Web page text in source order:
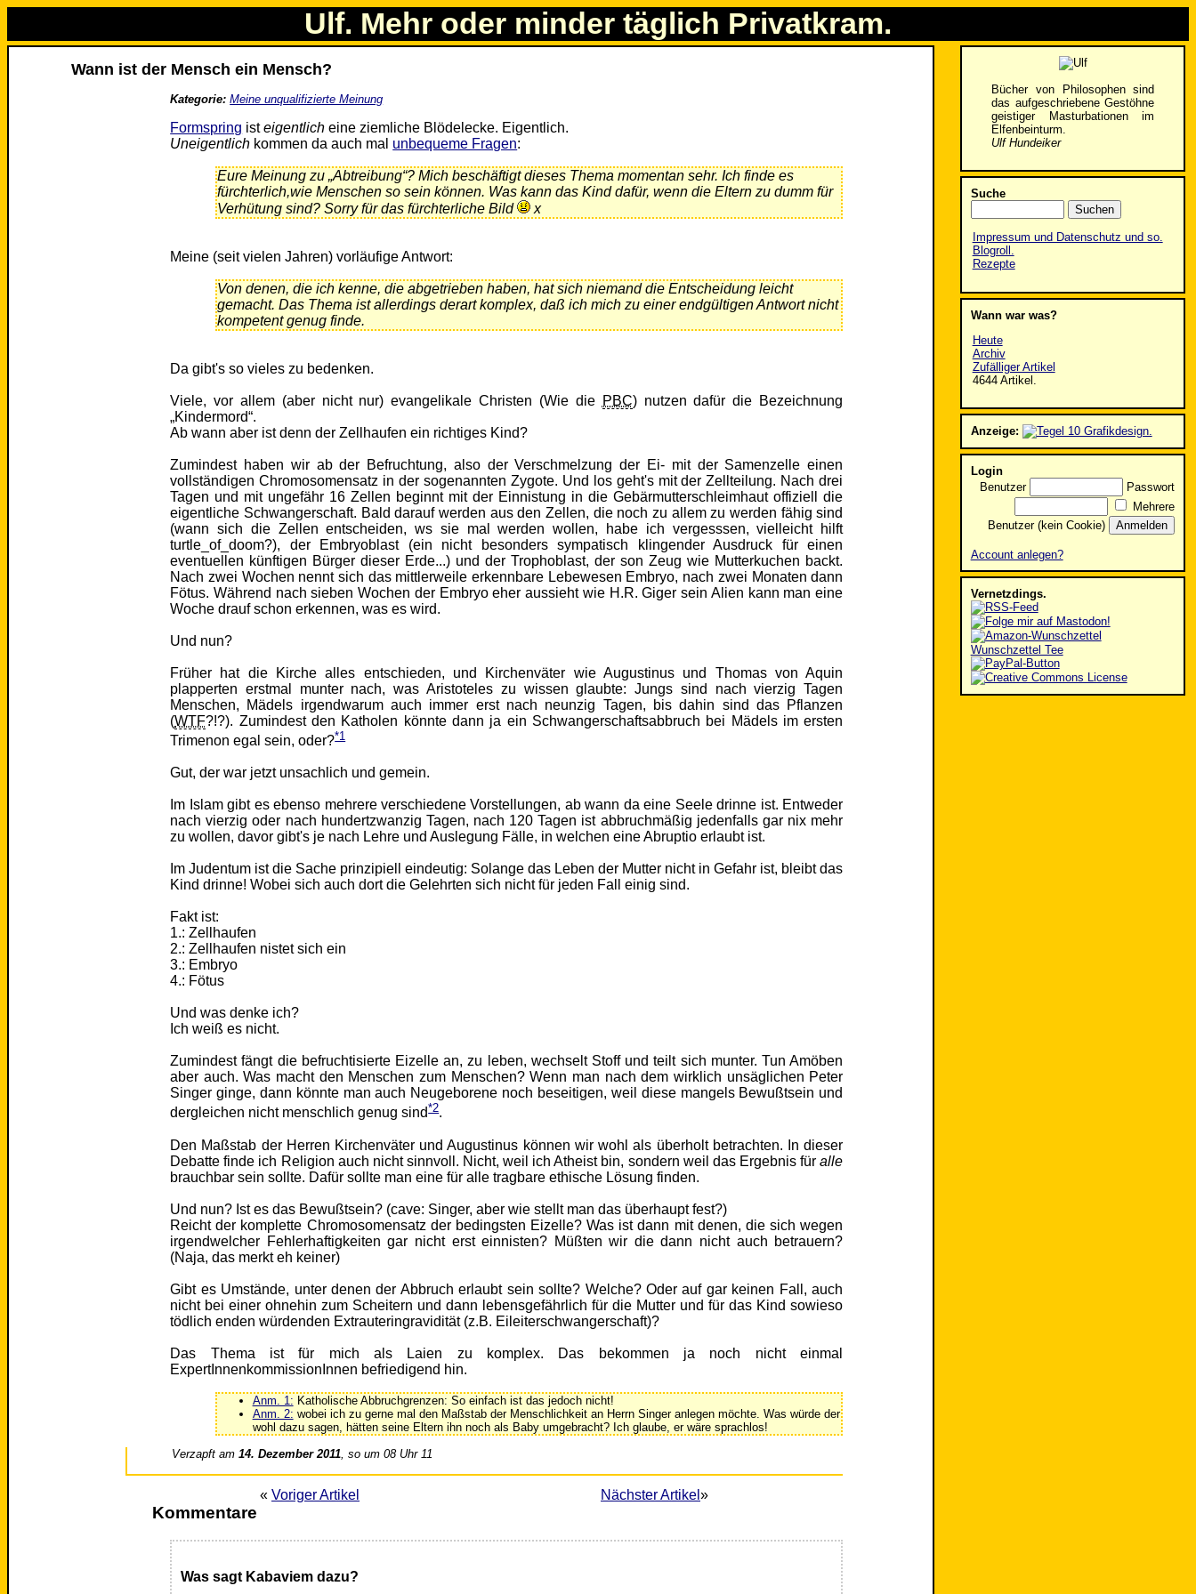
Ulf. Mehr oder minder täglich Privatkram.
Wann ist der Mensch ein Mensch?
Kategorie: Meine unqualifizierte Meinung
Formspring isteigentlich eine ziemliche Blödelecke. Eigentlich.
Uneigentlich kommen da auch mal unbequeme Fragen:
Eure Meinung zu „Abtreibung“? Mich beschäftigt dieses Thema momentan sehr. Ich finde es
fürchterlich,wie Menschen so sein können. Was kann das Kind dafür, wenn die Eltern zu dumm für
Verhütung sind? Sorry für das fürchterliche Bild
x
Meine (seit vielen Jahren) vorläufige Antwort:
Von denen, die ich kenne, die abgetrieben haben, hat sich niemand die Entscheidung leicht
gemacht. Das Thema ist allerdings derart komplex, daß ich mich zu einer endgültigen Antwort nicht
kompetent genug finde.
Da gibt's so vieles zu bedenken.
Viele, vor allem (aber nicht nur) evangelikale Christen (Wie die PBC) nutzen dafür die Bezeichnung
„Kindermord“.
Ab wann aber ist denn der Zellhaufen ein richtiges Kind?
Zumindest haben wir ab der Befruchtung, also der Verschmelzung der Ei- mit der Samenzelle einen
vollständigen Chromosomensatz in der sogenannten Zygote. Und los geht's mit der Zellteilung. Nach drei
Tagen und mit ungefähr 16 Zellen beginnt mit der Einnistung in die Gebärmutterschleimhaut offiziell die
eigentliche Schwangerschaft. Bald darauf werden aus den Zellen, die noch zu allem zu werden fähig sind
(wann sich die Zellen entscheiden, ws sie mal werden wollen, habe ich vergesssen, vielleicht hilft
turtle_of_doom?), der Embryoblast (ein nicht besonders sympatisch klingender Ausdruck für einen
eventuellen künftigen Bürger dieser Erde...) und der Trophoblast, der son Zeug wie Mutterkuchen backt.
Nach zwei Wochen nennt sich das mittlerweile erkennbare Lebewesen Embryo, nach zwei Monaten dann
Fötus. Während nach sieben Wochen der Embryo eher aussieht wie H.R. Giger sein Alien kann man eine
Woche drauf schon erkennen, was es wird.
Und nun?
Früher hat die Kirche alles entschieden, und Kirchenväter wie Augustinus und Thomas von Aquin
plapperten erstmal munter nach, was Aristoteles zu wissen glaubte: Jungs sind nach vierzig Tagen
Menschen, Mädels irgendwarum auch immer erst nach neunzig Tagen, bis dahin sind das Pflanzen
(WTF?!?). Zumindest den Katholen könnte dann ja ein Schwangerschaftsabbruch bei Mädels im ersten
Trimenon egal sein, oder?*1
Gut, der war jetzt unsachlich und gemein.
Im Islam gibt es ebenso mehrere verschiedene Vorstellungen, ab wann da eine Seele drinne ist. Entweder
nach vierzig oder nach hundertzwanzig Tagen, nach 120 Tagen ist abbruchmäßig jedenfalls gar nix mehr
zu wollen, davor gibt's je nach Lehre und Auslegung Fälle, in welchen eine Abruptio erlaubt ist.
Im Judentum ist die Sache prinzipiell eindeutig: Solange das Leben der Mutter nicht in Gefahr ist, bleibt das
Kind drinne! Wobei sich auch dort die Gelehrten sich nicht für jeden Fall einig sind.
Fakt ist:
1.: Zellhaufen
2.: Zellhaufen nistet sich ein
3.: Embryo
4.: Fötus
Und was denke ich?
Ich weiß es nicht.
Zumindest fängt die befruchtisierte Eizelle an, zu leben, wechselt Stoff und teilt sich munter. Tun Amöben
aber auch. Was macht den Menschen zum Menschen? Wenn man nach dem wirklich unsäglichen Peter
Singer ginge, dann könnte man auch Neugeborene noch beseitigen, weil diese mangels Bewußtsein und
dergleichen nicht menschlich genug sind*2.
Den Maßstab der Herren Kirchenväter und Augustinus können wir wohl als überholt betrachten. In dieser
Debatte finde ich Religion auch nicht sinnvoll. Nicht, weil ich Atheist bin, sondern weil das Ergebnis füralle
brauchbar sein sollte. Dafür sollte man eine für alle tragbare ethische Lösung finden.
Und nun? Ist es das Bewußtsein? (cave: Singer, aber wie stellt man das überhaupt fest?)
Reicht der komplette Chromosomensatz der bedingsten Eizelle? Was ist dann mit denen, die sich wegen
irgendwelcher Fehlerhaftigkeiten gar nicht erst einnisten? Müßten wir die dann nicht auch betrauern?
(Naja, das merkt eh keiner)
Gibt es Umstände, unter denen der Abbruch erlaubt sein sollte? Welche? Oder auf gar keinen Fall, auch
nicht bei einer ohnehin zum Scheitern und dann lebensgefährlich für die Mutter und für das Kind sowieso
tödlich enden würdenden Extrauteringravidität (z.B. Eileiterschwangerschaft)?
Das Thema ist für mich als Laien zu komplex. Das bekommen ja noch nicht einmal
ExpertInnenkommissionInnen befriedigend hin.
Anm. 1: Katholische Abbruchgrenzen: So einfach ist das jedoch nicht!
Anm. 2: wobei ich zu gerne mal den Maßstab der Menschlichkeit an Herrn Singer anlegen möchte. Was würde der
wohl dazu sagen, hätten seine Eltern ihn noch als Baby umgebracht? Ich glaube, er wäre sprachlos!
Verzapft am14. Dezember 2011, so um 08 Uhr 11
« Voriger Artikel Nächster Artikel »
Kommentare
Was sagt Kabaviem dazu?
Bücher von Philosophen sind
das aufgeschriebene Gestöhne
geistiger Masturbationen im
Elfenbeinturm.
Ulf Hundeiker
Suche
Impressum und Datenschutz und so.
Blogroll.
Rezepte
Wann war was?
Heute
Archiv
Zufälliger Artikel
4644 Artikel.
Anzeige:
Login
Benutzer
Passwort
Mehrere
Benutzer (kein Cookie)
Account anlegen?
Vernetzdings.
Wunschzettel Tee